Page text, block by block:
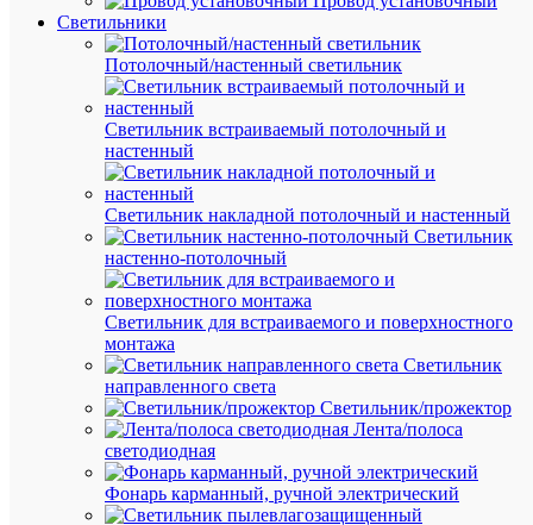
Светильники
Потолочный/настенный светильник
Светильник встраиваемый потолочный и
настенный
Светильник накладной потолочный и настенный
Светильник
настенно-потолочный
Светильник для встраиваемого и поверхностного
монтажа
Светильник
направленного света
Светильник/прожектор
Лента/полоса
светодиодная
Фонарь карманный, ручной электрический
Быстрый
FL
C
VW
840
CL